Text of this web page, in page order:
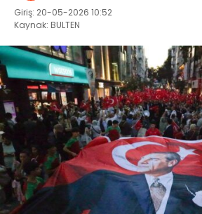
Giriş: 20-05-2026 10:52
Kaynak: BULTEN